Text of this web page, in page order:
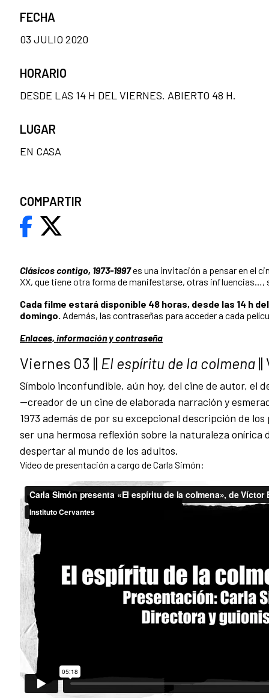
Clásicos contigo, 1973-1997es una invitación a pensar en el
XX, que tiene otra forma de manifestarse, otras influencias…,
Cada filme estará disponible 48 horas, desde las 14 h
domingo. Además, las contraseñas para acceder a cada
Enlaces, información y contraseña
Viernes 03 || El espíritu de la colmena
Símbolo inconfundible, aún hoy, del cine de autor, el
—creador de un cine de elaborada narración y
1973 además de por su excepcional descripción de
ser una hermosa reflexión sobre la naturaleza onírica
despertar al mundo de los adultos.
Vídeo de presentación a cargo de Carla Simón:
FECHA
03 JULIO 2020
HORARIO
DESDE LAS 14 H DEL VIERNES. ABIERTO 48 H.
LUGAR
EN CASA
COMPARTIR